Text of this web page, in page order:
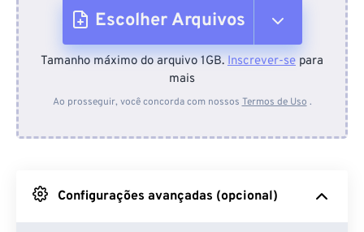
Escolher Arquivos
Do dispositivo
Do Google Drive
Tamanho máximo do arquivo 1GB. Inscrever-se para
mais
Ao prosseguir, você concorda com nossos Termos de Uso .
Configurações avançadas (opcional)